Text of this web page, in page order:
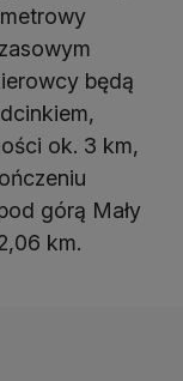
będą
ok. 3 km,
górą Mały
km.